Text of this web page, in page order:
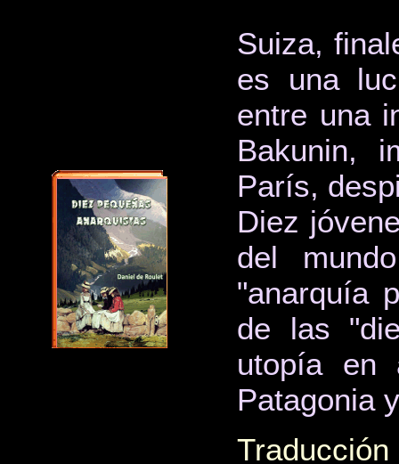
Suiza,
es una
entre una
Bakunin,
París,
Diez
del
"anarquía
de las
utopía en
Patagonia